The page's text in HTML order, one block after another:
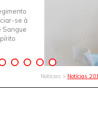
se à
Sangue
Notícias > Notícias